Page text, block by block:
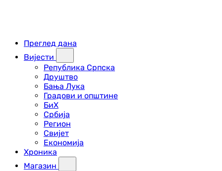
Преглед дана
Вијести
Република Српска
Друштво
Бања Лука
Градови и општине
БиХ
Србија
Регион
Свијет
Економија
Хроника
Магазин